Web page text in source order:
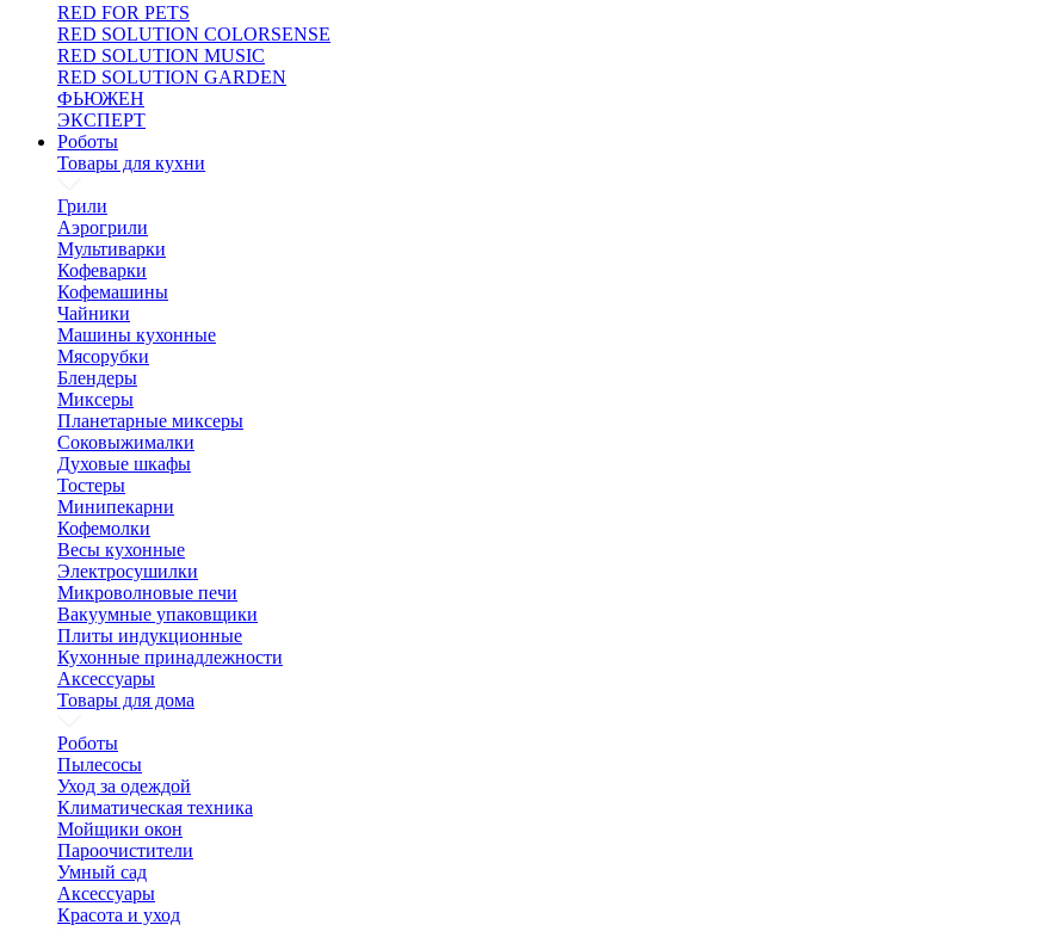
RED FOR PETS
RED SOLUTION COLORSENSE
RED SOLUTION MUSIC
RED SOLUTION GARDEN
ФЬЮЖЕН
ЭКСПЕРТ
Роботы
Товары для кухни
Грили
Аэрогрили
Мультиварки
Кофеварки
Кофемашины
Чайники
Машины кухонные
Мясорубки
Блендеры
Миксеры
Планетарные миксеры
Соковыжималки
Духовые шкафы
Тостеры
Минипекарни
Кофемолки
Весы кухонные
Электросушилки
Микроволновые печи
Вакуумные упаковщики
Плиты индукционные
Кухонные принадлежности
Аксессуары
Товары для дома
Роботы
Пылесосы
Уход за одеждой
Климатическая техника
Мойщики окон
Пароочистители
Умный сад
Аксессуары
Красота и уход